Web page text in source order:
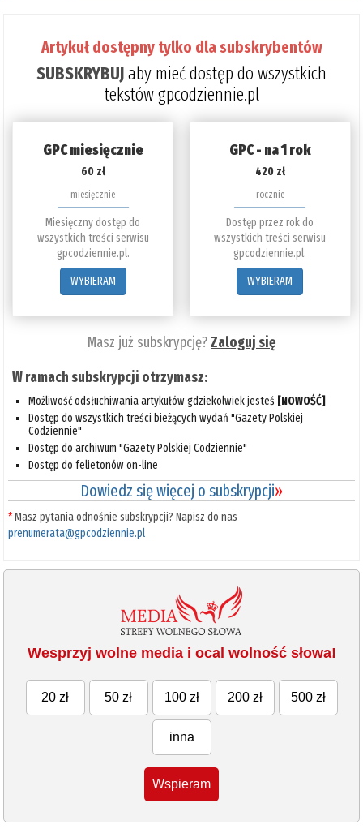
Artykuł dostępny tylko dla subskrybentów
SUBSKRYBUJaby mieć dostęp do wszystkich
tekstów gpcodziennie.pl
GPC miesięcznie
60 zł
miesięcznie
Miesięczny dostęp do
wszystkich treści serwisu
gpcodziennie.pl.
WYBIERAM
GPC - na 1 rok
420 zł
rocznie
Dostęp przez rok do
wszystkich treści serwisu
gpcodziennie.pl.
WYBIERAM
Masz już subskrypcję?Zaloguj się
W ramach subskrypcji otrzymasz:
Możliwość odsłuchiwania artykułów gdziekolwiek jesteś [NOWOŚĆ]
Dostęp do wszystkich treści bieżących wydań "Gazety Polskiej
Codziennie"
Dostęp do archiwum "Gazety Polskiej Codziennie"
Dostęp do felietonów on-line
Dowiedz się więcej o subskrypcji»
*Masz pytania odnośnie subskrypcji? Napisz do nas
prenumerata@gpcodziennie.pl
Wesprzyj wolne media i ocal wolność słowa!
20 zł 50 zł 100 zł 200 zł 500 zł
inna
Wspieram